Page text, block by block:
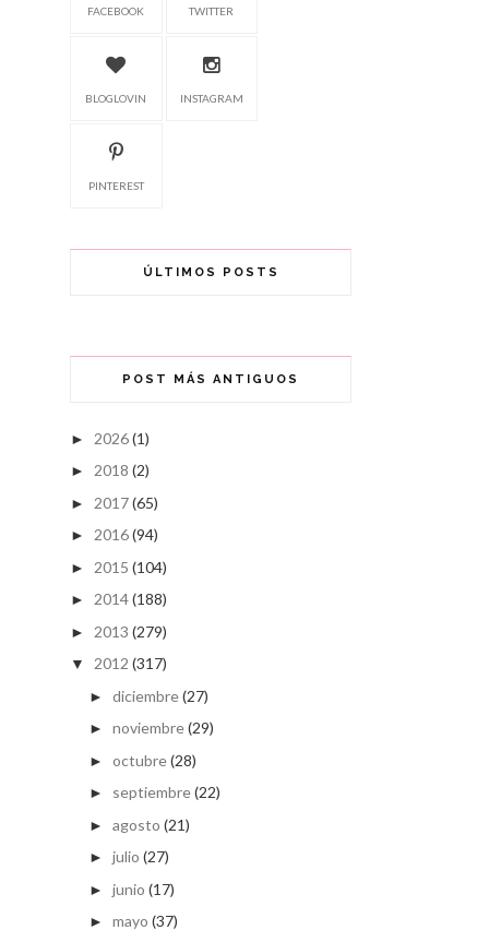
FACEBOOK TWITTER
BLOGLOVIN INSTAGRAM
PINTEREST
ÚLTIMOS POSTS
POST MÁS ANTIGUOS
► 2026(1)
► 2018 (2)
► 2017(65)
► 2016(94)
► 2015 (104)
► 2014(188)
► 2013 (279)
▼ 2012 (317)
► diciembre(27)
► noviembre(29)
► octubre(28)
► septiembre(22)
► agosto (21)
► julio (27)
► junio (17)
► mayo (37)